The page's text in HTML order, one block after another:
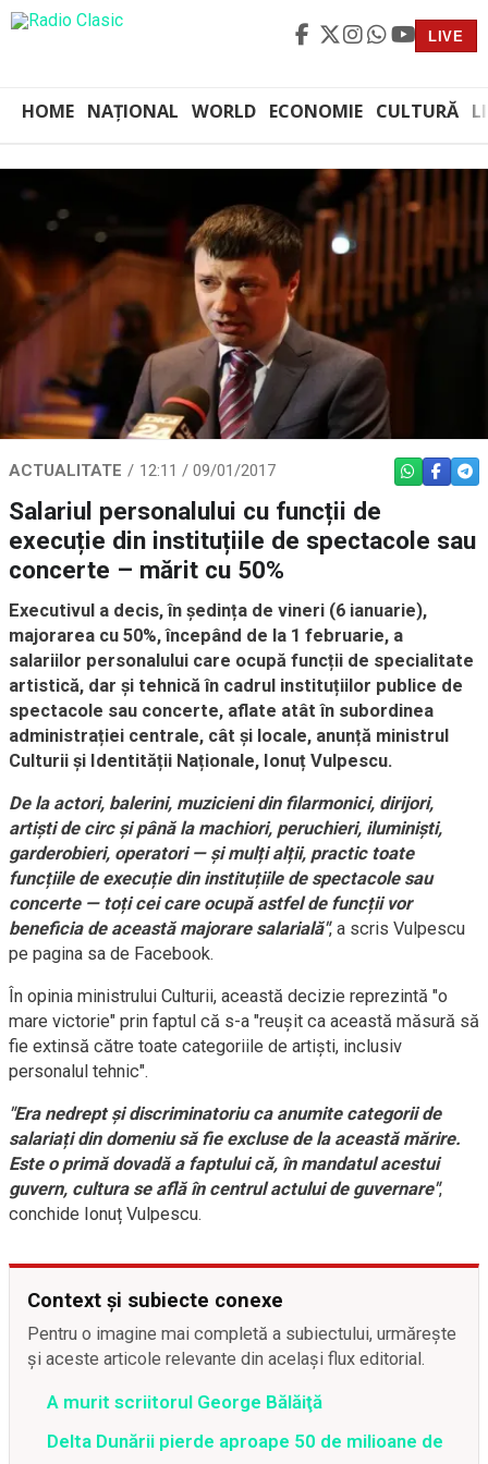
LIVE
HOME NAȚIONAL WORLD ECONOMIE CULTURĂ
ACTUALITATE 12:11 / 09/01/2017 WHATSAPP
Salariul personalului cu funcții de
execuție din instituțiile de spectacole sau
concerte – mărit cu 50%
Executivul a decis, în ședința de vineri (6 ianuarie),
majorarea cu 50%, începând de la 1 februarie, a
salariilor personalului care ocupă funcții de specialitate
artistică, dar și tehnică în cadrul instituțiilor publice de
spectacole sau concerte, aflate atât în subordinea
administrației centrale, cât și locale, anunță ministrul
Culturii și Identității Naționale, Ionuț Vulpescu.
De la actori, balerini, muzicieni din filarmonici, dirijori,
artiști de circ și până la machiori, peruchieri, iluminiști,
garderobieri, operatori — și mulți alții, practic toate
funcțiile de execuție din instituțiile de spectacole sau
concerte — toți cei care ocupă astfel de funcții vor
beneficia de această majorare salarială", a scris Vulpescu
pe pagina sa de Facebook.
În opinia ministrului Culturii, această decizie reprezintă "o
mare victorie" prin faptul că s-a "reușit ca această măsură să
fie extinsă către toate categoriile de artiști, inclusiv
personalul tehnic".
"Era nedrept și discriminatoriu ca anumite categorii de
salariați din domeniu să fie excluse de la această mărire.
Este o primă dovadă a faptului că, în mandatul acestui
guvern, cultura se află în centrul actului de guvernare",
conchide Ionuț Vulpescu.
Context și subiecte conexe
Pentru o imagine mai completă a subiectului, urmărește
și aceste articole relevante din același flux editorial.
A murit scriitorul George Bălăiţă
Delta Dunării pierde aproape 50 de milioane de